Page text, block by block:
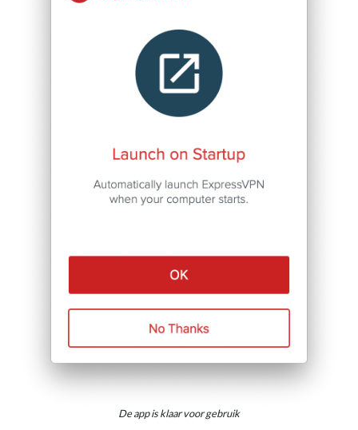
De app is klaar voor gebruik